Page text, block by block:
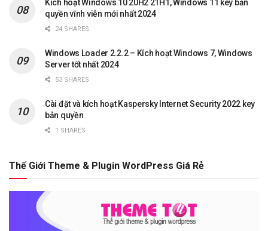
Kích hoạt Windows 10 20H2 21H1, Windows 11 key bản
quyền vĩnh viễn mới nhất 2024
24 SHARES
Windows Loader 2.2.2 – Kích hoạt Windows 7, Windows
Server tốt nhất 2024
53 SHARES
Cài đặt và kích hoạt Kaspersky Internet Security 2022 key
bản quyền
1 SHARES
Thế Giới Theme & Plugin WordPress Giá Rẻ